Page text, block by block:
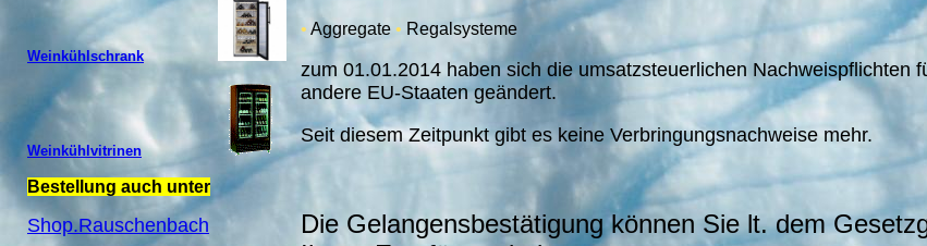
Weinkühlschrank
Weinkühlvitrinen
Bestellung auch unter
Shop.Rauschenbach
• Aggregate • Regalsysteme
zum 01.01.2014 haben sich die umsatzsteuerlichen Nachweispflichten
andere EU-Staaten geändert.
Seit diesem Zeitpunkt gibt es keine Verbringungsnachweise mehr.
Die Gelangensbestätigung können Sie lt. dem